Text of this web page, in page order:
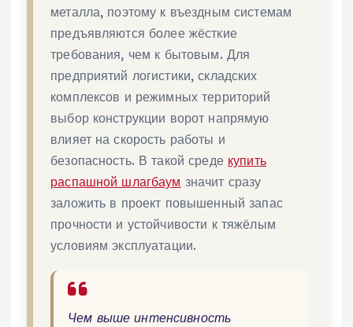
металла, поэтому к въездным системам
предъявляются более жёсткие
требования, чем к бытовым. Для
предприятий логистики, складских
комплексов и режимных территорий
выбор конструкции ворот напрямую
влияет на скорость работы и
безопасность. В такой среде купить
распашной шлагбаум значит сразу
заложить в проект повышенный запас
прочности и устойчивости к тяжёлым
условиям эксплуатации.
Чем выше интенсивность